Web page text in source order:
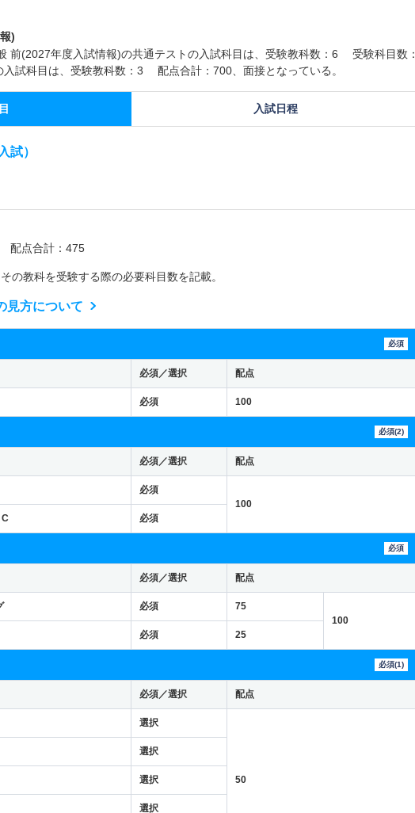
)
前(2027年度入試情報)の共通テストの入試科目は、受験教科数：6 受験科目数：
試科目は、受験教科数：3 配点合計：700、面接となっている。
入試日程
試）
配点合計：475
の教科を受験する際の必要科目数を記載。
見方について
必須
必須／選択 配点
必須 100
必須(2)
必須／選択 配点
必須
100
必須
必須
必須／選択 配点
必須
75
100
必須 25
必須(1)
必須／選択 配点
選択
50
選択
選択
選択